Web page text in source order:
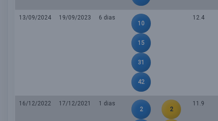
13/09/2024 19/09/2023
6 dias
10
15
31
42
12.4
16/12/2022 17/12/2021
1 dias
2
2
11.9